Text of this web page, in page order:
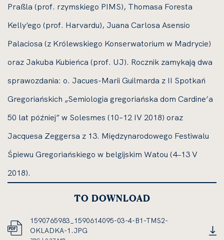
Praßla (prof. rzymskiego PIMS), Thomasa Foresta
Kelly’ego (prof. Harvardu), Juana Carlosa Asensio
Palaciosa (z Królewskiego Konserwatorium w Madrycie)
oraz Jakuba Kubieńca (prof. UJ). Rocznik zamykają dwa
sprawozdania: o. Jacues-Marii Guilmarda z II Spotkań
Gregoriańskich „Semiologia gregoriańska dom Cardine’a
50 lat później” w Solesmes (10–12 IV 2018) oraz
Jacquesa Zeggersa z 13. Międzynarodowego Festiwalu
Śpiewu Gregoriańskiego w belgijskim Watou (4‒13 V
2018).
TO DOWNLOAD
1590765983_1590614095-03-4-B1-TMS2-
OKLADKA-1.JPG